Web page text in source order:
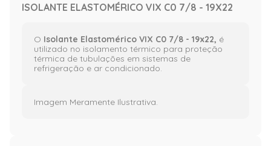
ISOLANTE ELASTOMÉRICO VIX C0 7/8 - 19X22
O Isolante Elastomérico VIX C0 7/8 - 19x22, é
utilizado no isolamento térmico para proteção
térmica de tubulações em sistemas de
refrigeração e ar condicionado.
Imagem Meramente Ilustrativa.